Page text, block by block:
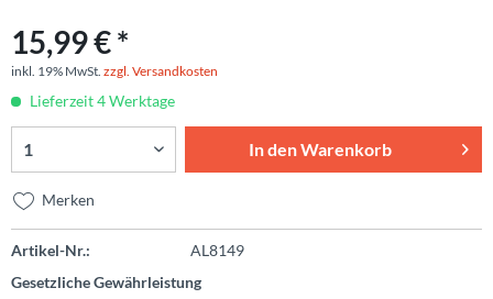
15,99 € *
inkl. 19% MwSt. zzgl. Versandkosten
Lieferzeit 4 Werktage
In denWarenkorb
Merken
Artikel-Nr.:
AL8149
Gesetzliche Gewährleistung